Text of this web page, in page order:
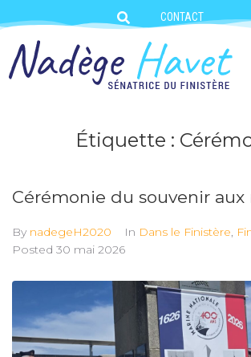
CONTACT
Étiquette :
Cérémonie du souvenir aux
By nadegeH2020 In Dans le Finistère,
Posted 30 mai 2026